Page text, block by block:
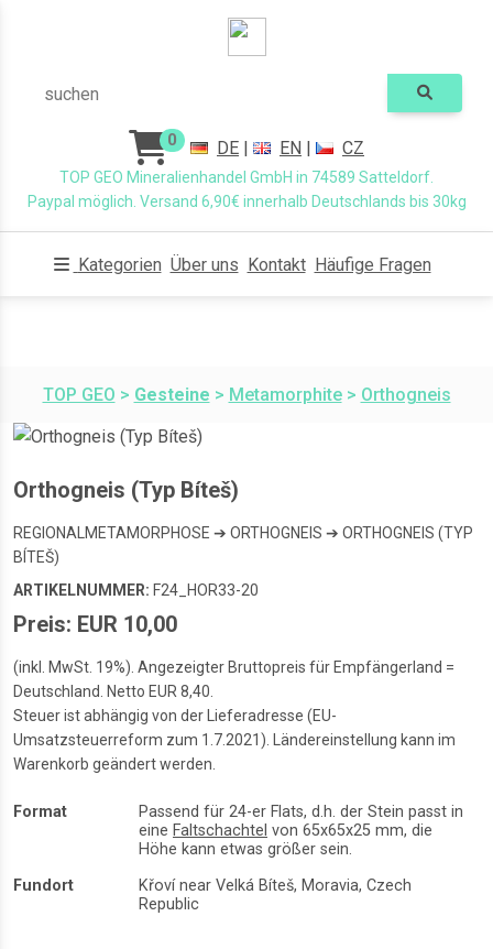
suchen
0 DE | EN | CZ
TOP GEO Mineralienhandel GmbH in 74589 Satteldorf.
Paypal möglich. Versand 6,90€ innerhalb Deutschlands bis 30kg
Kategorien Über uns Kontakt Häufige Fragen
TOP GEO > Gesteine > Metamorphite> Orthogneis
Orthogneis (Typ Bíteš)
REGIONALMETAMORPHOSE ➔ ORTHOGNEIS ➔ ORTHOGNEIS (TYP
BÍTEŠ)
ARTIKELNUMMER: F24_HOR33-20
Preis: EUR 10,00
(inkl. MwSt. 19%). Angezeigter Bruttopreis für Empfängerland =
Deutschland. Netto EUR 8,40.
Steuer ist abhängig von der Lieferadresse (EU-
Umsatzsteuerreform zum 1.7.2021). Ländereinstellung kann im
Warenkorb geändert werden.
Format
Passend für 24-er Flats, d.h. der Stein passt in
eine Faltschachtel von 65x65x25 mm, die
Höhe kann etwas größer sein.
Fundort
Křoví near Velká Bíteš, Moravia, Czech
Republic